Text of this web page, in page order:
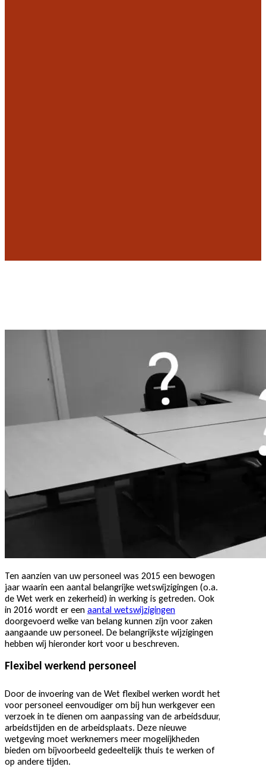
Ten aanzien van uw personeel was 2015 een bewogen
jaar waarin een aantal belangrijke wetswijzigingen (o.a.
de Wet werk en zekerheid) in werking is getreden. Ook
in 2016 wordt er een aantal wetswijzigingen
doorgevoerd welke van belang kunnen zijn voor zaken
aangaande uw personeel. De belangrijkste wijzigingen
hebben wij hieronder kort voor u beschreven.
Flexibel werkend personeel
Door de invoering van de Wet flexibel werken wordt het
voor personeel eenvoudiger om bij hun werkgever een
verzoek in te dienen om aanpassing van de arbeidsduur,
arbeidstijden en de arbeidsplaats. Deze nieuwe
wetgeving moet werknemers meer mogelijkheden
bieden om bijvoorbeeld gedeeltelijk thuis te werken of
op andere tijden.